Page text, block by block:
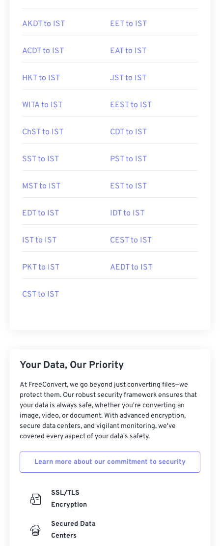
AKDT to IST EET to IST
ACDT to IST EAT to IST
HKT to IST JST to IST
WITA to IST EEST to IST
ChST to IST CDT to IST
SST to IST PST to IST
MST to IST EST to IST
EDT to IST IDT to IST
IST to IST CEST to IST
PKT to IST AEDT to IST
CST to IST
Your Data, Our Priority
At FreeConvert, we go beyond just converting files—we
protect them. Our robust security framework ensures that
your data is always safe, whether you're converting an
image, video, or document. With advanced encryption,
secure data centers, and vigilant monitoring, we've
covered every aspect of your data's safety.
Learn more about our commitment to security
SSL/TLS
Encryption
Secured Data
Centers